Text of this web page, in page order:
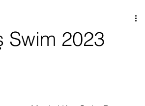
Akıllı Şehirler
Swim 2023